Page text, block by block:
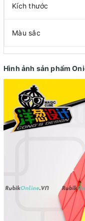
Kích thước
Màu sắc
Hình ảnh sản phẩm